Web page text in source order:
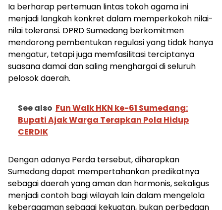
Ia berharap pertemuan lintas tokoh agama ini
menjadi langkah konkret dalam memperkokoh nilai-
nilai toleransi. DPRD Sumedang berkomitmen
mendorong pembentukan regulasi yang tidak hanya
mengatur, tetapi juga memfasilitasi terciptanya
suasana damai dan saling menghargai di seluruh
pelosok daerah.
See also ​Fun Walk HKN ke-61 Sumedang:
Bupati Ajak Warga Terapkan Pola Hidup
CERDIK
Dengan adanya Perda tersebut, diharapkan
Sumedang dapat mempertahankan predikatnya
sebagai daerah yang aman dan harmonis, sekaligus
menjadi contoh bagi wilayah lain dalam mengelola
keberagaman sebagai kekuatan, bukan perbedaan